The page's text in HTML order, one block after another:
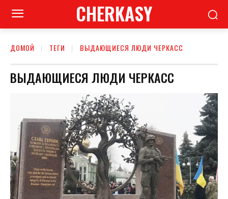
CHERKASY
ДОМОЙ ТЕГИ ВЫДАЮЩИЕСЯ ЛЮДИ ЧЕРКАСС
ВЫДАЮЩИЕСЯ ЛЮДИ ЧЕРКАСС